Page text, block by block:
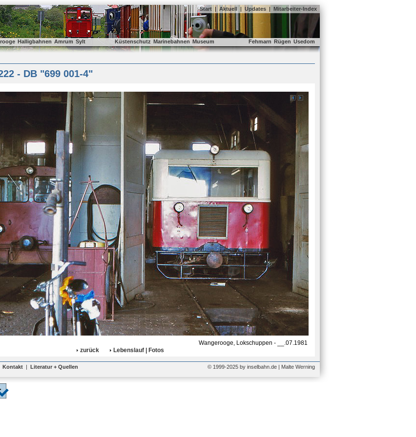
Start | Aktuell | Updates | Mitarbeiter-Index
Halligbahnen Amrum Sylt Küstenschutz Marinebahnen Museum Fehmarn Rügen Usedom
- DB "699 001-4"
Wangerooge, Lokschuppen - __.07.1981
zurück
Lebenslauf | Fotos
Kontakt | Literatur + Quellen © 1999-2025 by inselbahn.de | Malte Werning